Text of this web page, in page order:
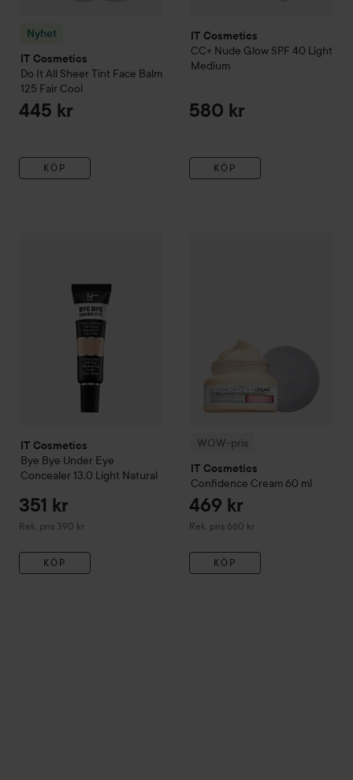
Nyhet
IT Cosmetics
Do It All Sheer Tint Face Balm
125 Fair Cool
445 kr
KÖP
IT Cosmetics
CC+ Nude Glow SPF 40 Light
Medium
580 kr
KÖP
IT Cosmetics
Bye Bye Under Eye
Concealer 13.0 Light Natural
351 kr
Rek. pris 390 kr
Rekommenderat pris 390 kr
KÖP
WOW-pris
IT Cosmetics
Confidence Cream 60 ml
469 kr
Rek. pris 660 kr
Rekommenderat pris 660 kr
KÖP